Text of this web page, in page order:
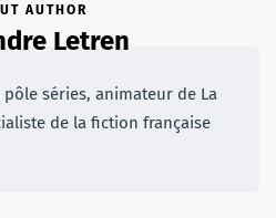
AUTHOR
Letren
séries, animateur de La
de la fiction française